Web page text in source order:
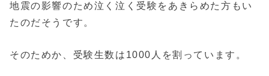
地震の影響のため泣く泣く受験をあきらめた方もい
たのだそうです。
そのためか、受験生数は1000人を割っています。